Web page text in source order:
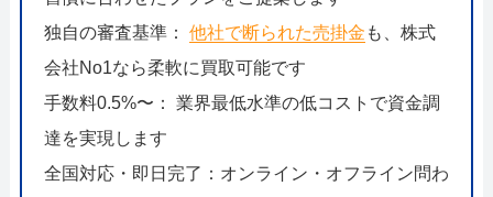
独自の審査基準： 他社で断られた売掛金 も、株式
会社No1なら柔軟に買取可能です
手数料0.5%〜： 業界最低水準の低コストで資金調
達を実現します
全国対応・即日完了：オンライン・オフライン問わ